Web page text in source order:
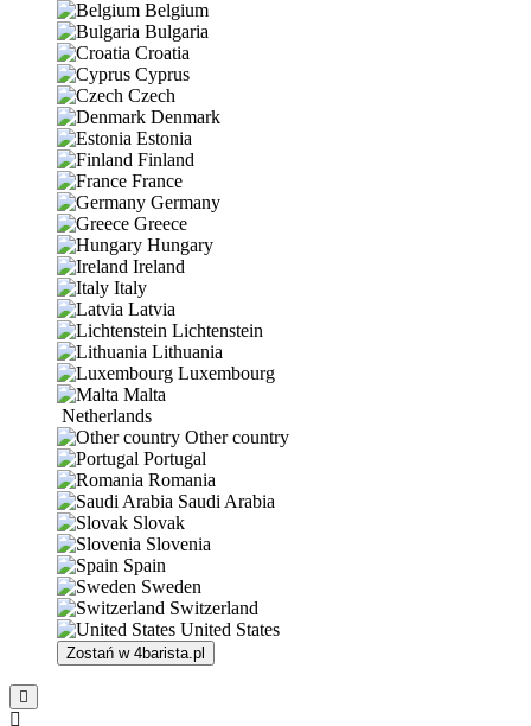
Belgium
Bulgaria
Croatia
Cyprus
Czech
Denmark
Estonia
Finland
France
Germany
Greece
Hungary
Ireland
Italy
Latvia
Lichtenstein
Lithuania
Luxembourg
Malta
Netherlands
Other country
Portugal
Romania
Saudi Arabia
Slovak
Slovenia
Spain
Sweden
Switzerland
United States
Zostań w 4barista.pl